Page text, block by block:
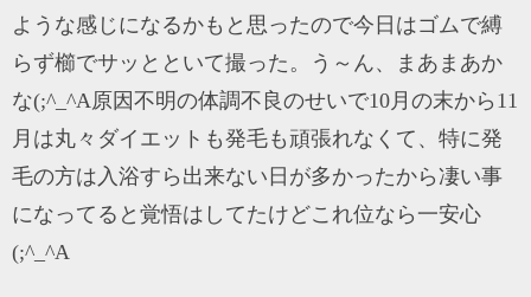
ような感じになるかもと思ったので今日はゴムで縛
らず櫛でサッとといて撮った。う～ん、まあまあか
な(;^_^A原因不明の体調不良のせいで10月の末から11
月は丸々ダイエットも発毛も頑張れなくて、特に発
毛の方は入浴すら出来ない日が多かったから凄い事
になってると覚悟はしてたけどこれ位なら一安心
(;^_^A